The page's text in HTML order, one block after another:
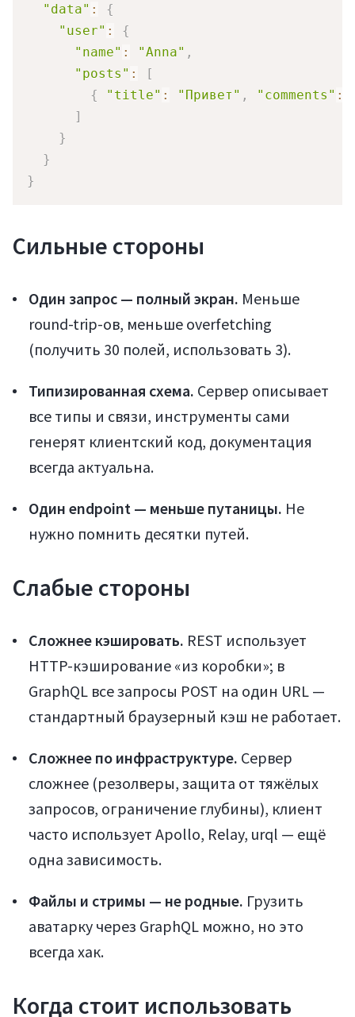
Статьи
"data" :
{
"user" :
{
"name" : "Anna" ,
"posts" :
[
{
"title" : "Привет" , "comments" :
]
}
}
}
Сильные стороны
Один запрос — полный экран. Меньше
round-trip-ов, меньше overfetching
(получить 30 полей, использовать 3).
Типизированная схема. Сервер описывает
все типы и связи, инструменты сами
генерят клиентский код, документация
всегда актуальна.
Один endpoint — меньше путаницы. Не
нужно помнить десятки путей.
Слабые стороны
Сложнее кэшировать. REST использует
HTTP-кэширование «из коробки»; в
GraphQL все запросы POST на один URL —
стандартный браузерный кэш не работает.
Сложнее по инфраструктуре. Сервер
сложнее (резолверы, защита от тяжёлых
запросов, ограничение глубины), клиент
часто использует Apollo, Relay, urql — ещё
одна зависимость.
Файлы и стримы — не родные. Грузить
аватарку через GraphQL можно, но это
всегда хак.
Когда стоит использовать